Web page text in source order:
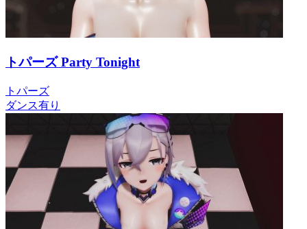
トパーズ Party Tonight
トパーズ
ダンス有り